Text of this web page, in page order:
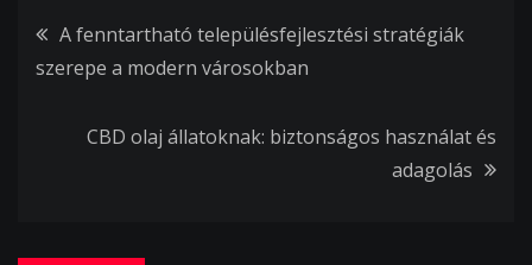
Bejegyzés
A fenntartható településfejlesztési stratégiák
szerepe a modern városokban
CBD olaj állatoknak: biztonságos használat és
adagolás